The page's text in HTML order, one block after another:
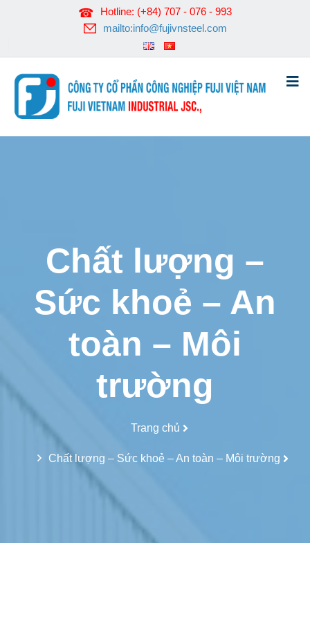
Hotline: (+84) 707 - 076 - 993
mailto:info@fujivnsteel.com
Chất lượng –
Sức khoẻ – An
toàn – Môi
trường
Trang chủ
Chất lượng – Sức khoẻ – An toàn – Môi trường